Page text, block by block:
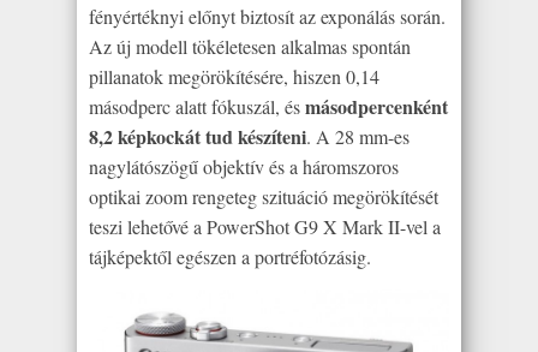
fényértéknyi előnyt biztosít az exponálás során.
Az új modell tökéletesen alkalmas spontán
pillanatok megörökítésére, hiszen 0,14
másodperc alatt fókuszál, ésmásodpercenként
8,2 képkockát tud készíteni. A 28 mm-es
nagylátószögű objektív és a háromszoros
optikai zoom rengeteg szituáció megörökítését
teszi lehetővé a PowerShot G9 X Mark II-vel a
tájképektől egészen a portréfotózásig.